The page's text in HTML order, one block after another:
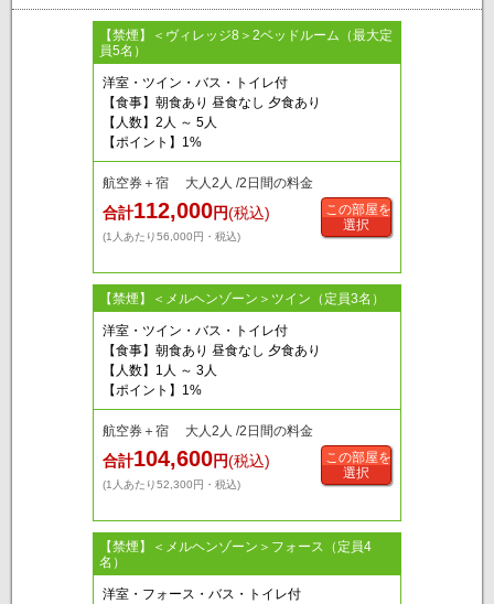
【禁煙】＜ヴィレッジ8＞2ベッドルーム（最大定
員5名）
洋室・ツイン・バス・トイレ付
【食事】朝食あり 昼食なし 夕食あり
【人数】2人 ～ 5人
【ポイント】1%
航空券＋宿 大人2人 /2日間の料金
合計112,000円(税込)
(1人あたり56,000円・税込)
この部屋を
選択
【禁煙】＜メルヘンゾーン＞ツイン（定員3名）
洋室・ツイン・バス・トイレ付
【食事】朝食あり 昼食なし 夕食あり
【人数】1人 ～ 3人
【ポイント】1%
航空券＋宿 大人2人 /2日間の料金
合計104,600円(税込)
(1人あたり52,300円・税込)
この部屋を
選択
【禁煙】＜メルヘンゾーン＞フォース（定員4
名）
洋室・フォース・バス・トイレ付